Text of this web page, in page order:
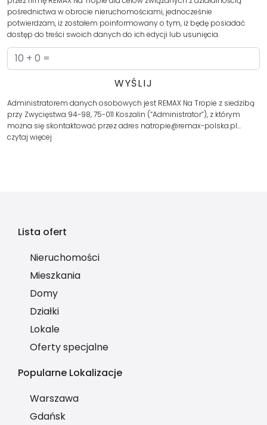
pośrednictwa w obrocie nieruchomościami, jednocześnie
potwierdzam, iż zostałem poinformowany o tym, iż będę posiadać
dostęp do treści swoich danych do ich edycji lub usunięcia.
Administratorem danych osobowych jest REMAX Na Tropie z siedzibą
przy Zwycięstwa 94-98, 75-011 Koszalin (“Administrator”), z którym
można się skontaktować przez adres natropie@remax-polska.pl…
czytaj więcej
Lista ofert
Nieruchomości
Mieszkania
Domy
Działki
Lokale
Oferty specjalne
Popularne Lokalizacje
Warszawa
Gdańsk